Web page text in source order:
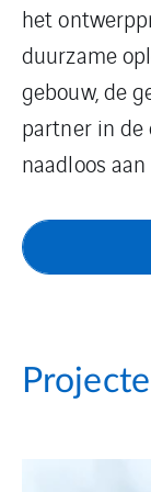
het
duurzame
gebouw, de
partner in
naadloos